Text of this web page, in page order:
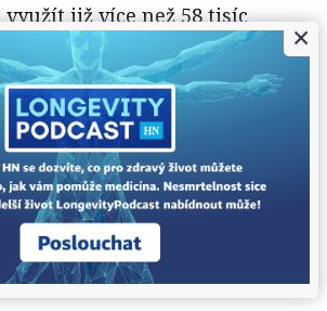
využít již více než 58 tisíc
celém světě.
později, protože jsme
již na určité technologické
o jednoduchou „kovovou
box má v tuto chvíli vlastní
kódů / QR kódů.
s boxem není třeba instalovat
×